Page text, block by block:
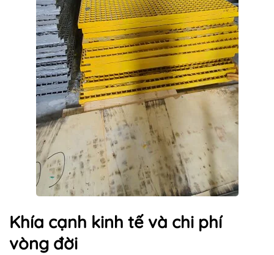
Khía cạnh kinh tế và chi phí
vòng đời